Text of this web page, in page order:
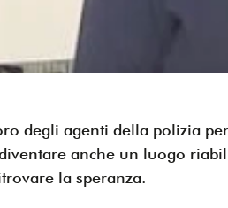
degli agenti della polizia
anche un luogo
la speranza.